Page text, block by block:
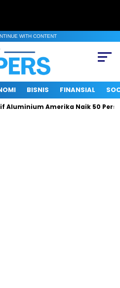
WITH CONTENT
BISNIS FINANSIAL
Amerika Naik 50 Persen,